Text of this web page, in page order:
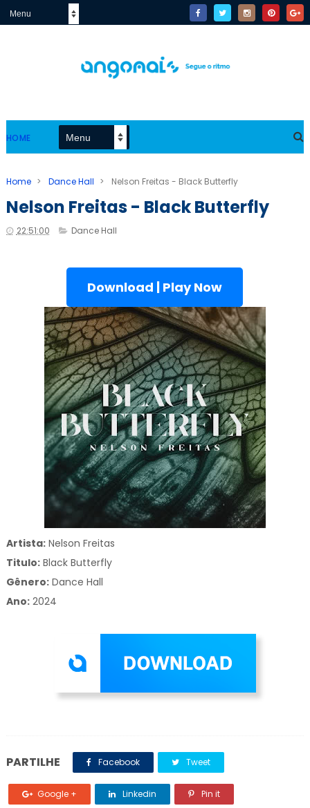
HOME
Home > Dance Hall > Nelson Freitas - Black Butterfly
Nelson Freitas - Black Butterfly
22:51:00 Dance Hall
Download | Play Now
Artista:Nelson Freitas
Titulo:Black Butterfly
Gênero: Dance Hall
Ano:2024
PARTILHE Facebook Tweet
Google + Linkedin Pin it